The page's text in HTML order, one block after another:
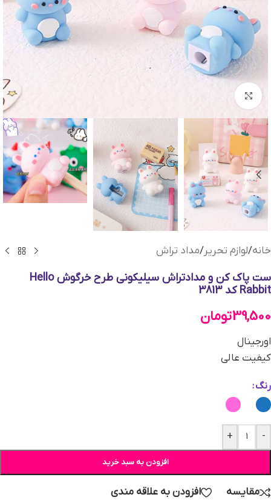
بزرگنمایی تصویر
خانه/لوازم تحریر/مداد تراش
ست پاک کن و مدادتراش سیلیکونی طرح خرگوش Hello
Rabbit کد 3813
39,500تومان
اورجینال
کیفیت عالی
رنگ
-
+
افزودن به سبد خرید
مقایسه
افزودن به علاقه مندی